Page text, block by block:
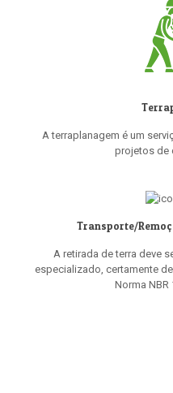
A terraplanagem é um
projetos de
Transporte/
A retirada de terra deve
especializado, certamente
Norma NBR